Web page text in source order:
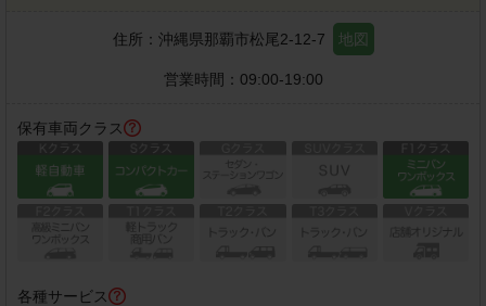
住所： 沖縄県那覇市松尾2-12-7 地図
営業時間： 09:00-19:00
保有車両クラス
各種サービス